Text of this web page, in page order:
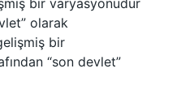
bir varyasyonudur
olarak
bir
“son devlet”